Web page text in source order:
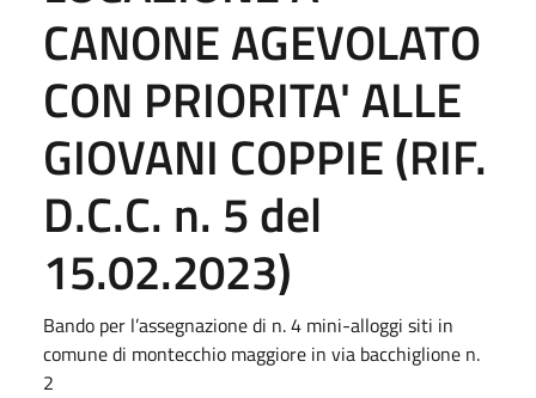
CANONE AGEVOLATO
CON PRIORITA' ALLE
GIOVANI COPPIE (RIF.
D.C.C. n. 5 del
15.02.2023)
Bando per l’assegnazione di n. 4 mini-alloggi siti in
comune di montecchio maggiore in via bacchiglione n.
2